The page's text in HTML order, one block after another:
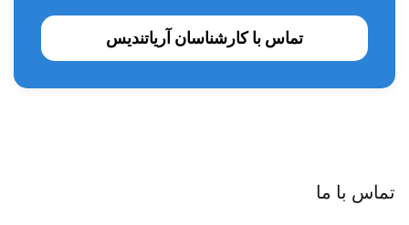
تماس با کارشناسان آریاتندیس
تماس با ما